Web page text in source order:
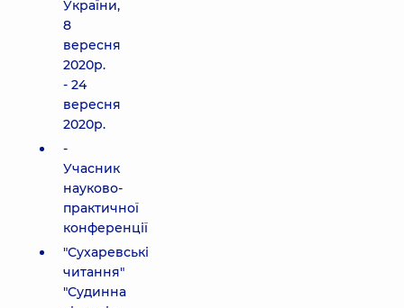
України,
8
вересня
2020р.
- 24
вересня
2020р.
-
Учасник
науково-
практичної
конференції
"Сухаревські
читання"
"Судинна